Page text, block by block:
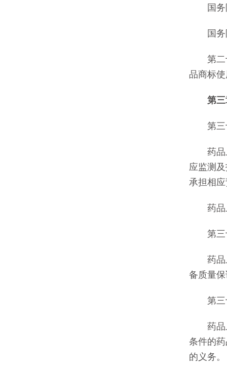
国务院
国务院
第二十
品商标
第
第三十
药品上
应监测
承担相
药品上
第三十
药品上
备质量
第三十
药品上
条件的
的义务。